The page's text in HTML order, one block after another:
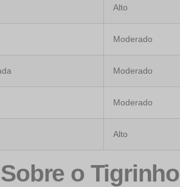
Alto
Moderado
Moderado
Moderado
Alto
o Tigrinho